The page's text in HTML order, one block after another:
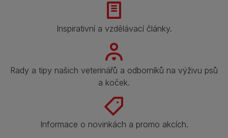
Inspirativní a vzdělávací články.
Rady a tipy našich veterinářů a odborníků na výživu psů
a koček.
Informace o novinkách a promo akcích.